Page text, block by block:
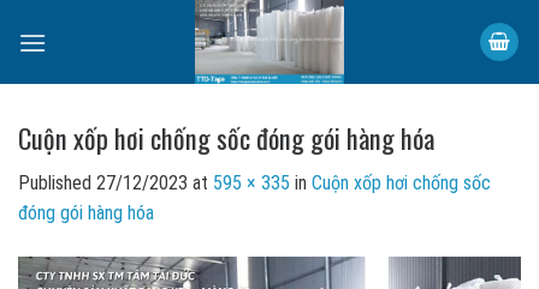
Cuộn xốp hơi chống sốc đóng gói hàng hóa
Published 27/12/2023 at 595 × 335 in Cuộn xốp hơi chống sốc
đóng gói hàng hóa